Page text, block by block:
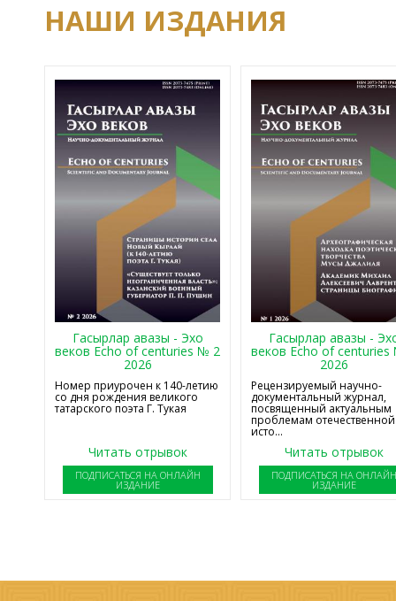
НАШИ ИЗДАНИЯ
Гасырлар авазы - Эхо
веков Echo of centuries № 2
2026
Номер приурочен к 140-летию
со дня рождения великого
татарского поэта Г. Тукая
Читать отрывок
ПОДПИСАТЬСЯ НА ОНЛАЙН
ИЗДАНИЕ
Гасырлар авазы -
веков Echo of
2026
Рецензируемый научно-
документальный журнал,
посвященный актуальным
проблемам отечественной
исто...
Читать отрывок
ПОДПИСАТЬСЯ НА
ИЗДАНИЕ